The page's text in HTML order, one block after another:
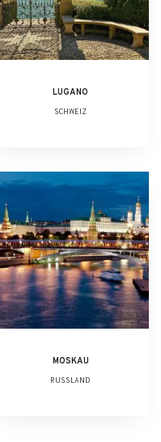
LUGANO
SCHWEIZ
MOSKAU
RUSSLAND